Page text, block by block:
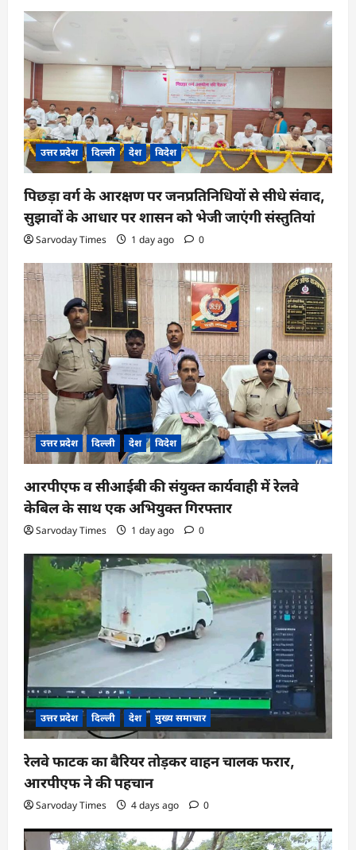
उत्तर प्रदेश दिल्ली देश विदेश
पिछड़ा वर्ग के आरक्षण पर जनप्रतिनिधियों से सीधे संवाद,
सुझावों के आधार पर शासन को भेजी जाएंगी संस्तुतियां
Sarvoday Times 1 day ago 0
उत्तर प्रदेश दिल्ली देश विदेश
आरपीएफ व सीआईबी की संयुक्त कार्यवाही में रेलवे
केबिल के साथ एक अभियुक्त गिरफ्तार
Sarvoday Times 1 day ago 0
उत्तर प्रदेश दिल्ली देश मुख्य समाचार
रेलवे फाटक का बैरियर तोड़कर वाहन चालक फरार,
आरपीएफ ने की पहचान
Sarvoday Times 4 days ago 0